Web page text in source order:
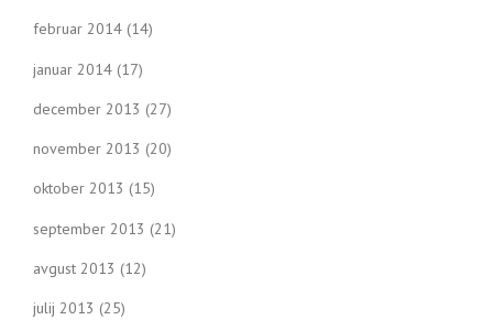
februar 2014 (14)
januar 2014 (17)
december 2013 (27)
november 2013 (20)
oktober 2013 (15)
september 2013 (21)
avgust 2013 (12)
julij 2013 (25)